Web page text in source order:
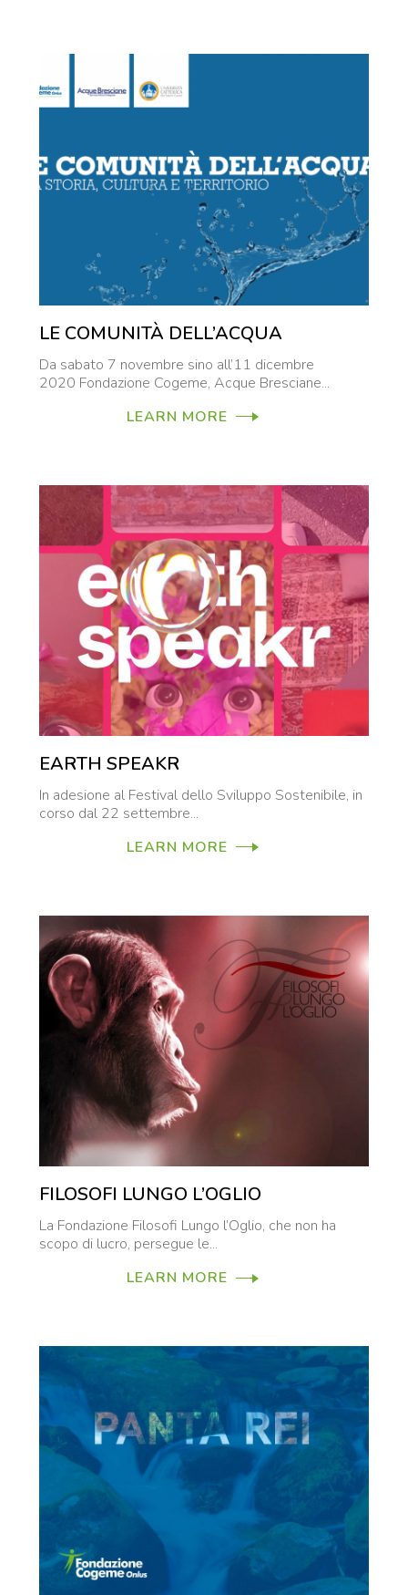
LE COMUNITÀ DELL’ACQUA
Da sabato 7 novembre sino all’11 dicembre
2020 Fondazione Cogeme, Acque Bresciane...
LEARN MORE
EARTH SPEAKR
In adesione al Festival dello Sviluppo Sostenibile, in
corso dal 22 settembre...
LEARN MORE
FILOSOFI LUNGO L’OGLIO
La Fondazione Filosofi Lungo l’Oglio, che non ha
scopo di lucro, persegue le...
LEARN MORE